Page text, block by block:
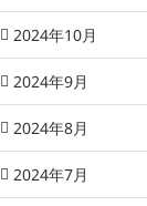
2024年10月
2024年9月
2024年8月
2024年7月